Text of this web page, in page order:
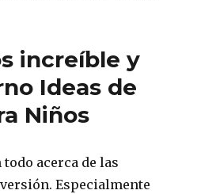
increíble y
Ideas de
Niños
acerca de las
Especialmente